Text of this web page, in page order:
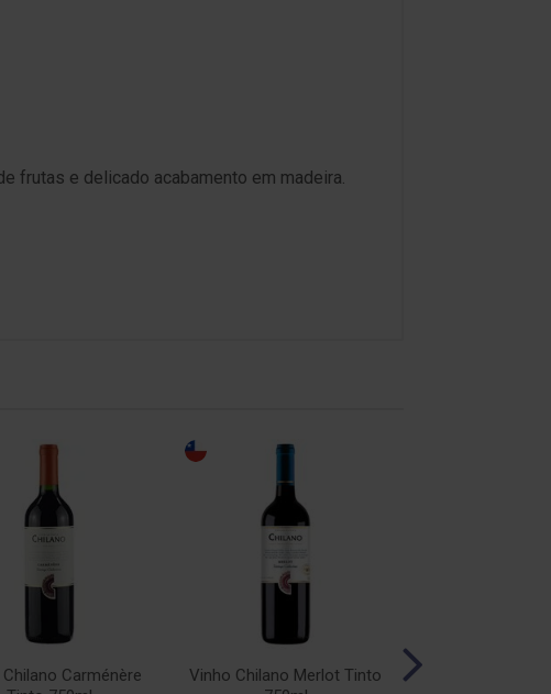
frutas e delicado acabamento em madeira.
Carménère
Vinho Chilano Merlot Tinto